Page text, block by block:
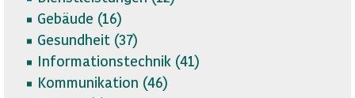
Gebäude (16)
Gesundheit (37)
Informationstechnik (41)
Kommunikation (46)